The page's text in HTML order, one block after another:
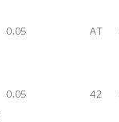
0,05 AT
0,05 42